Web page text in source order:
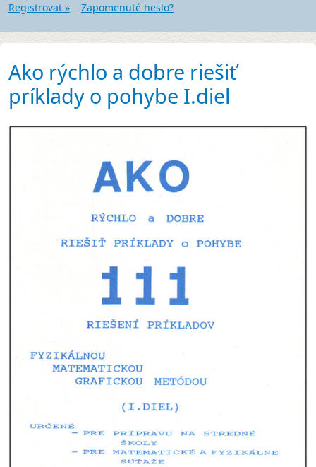
Registrovat » Zapomenuté heslo?
Ako rýchlo a dobre riešiť
príklady o pohybe I.diel